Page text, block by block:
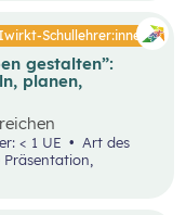
Eigenschaften
in diesem
Bestehen von
Schullehrer:innen
gestalten”:
planen,
in die
für ein
In diesem
< 1 UE
Art des